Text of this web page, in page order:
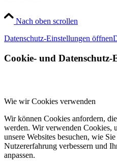
Nach oben scrollen
Datenschutz-Einstellungen öffnen
Cookie- und Datenschutz-
Wie wir Cookies verwenden
Wir können Cookies anfordern,
werden. Wir verwenden Cookies,
unsere Websites besuchen, wie
Nutzererfahrung verbessern und
anpassen.